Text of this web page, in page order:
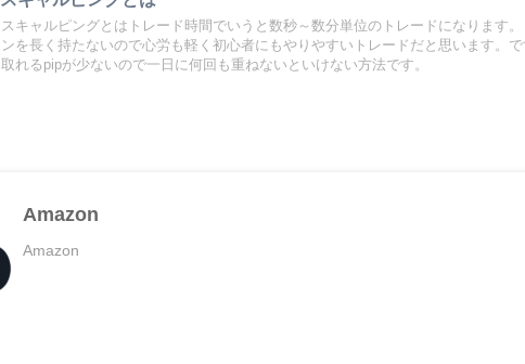
スキャルピングとはトレード時間でいうと数秒～数分単位のトレードになります。 ポジショ
ンを長く持たないので心労も軽く初心者にもやりやすいトレードだと思います。
取れるpipが少ないので一日に何回も重ねないといけない方法です。
Amazon
Amazon